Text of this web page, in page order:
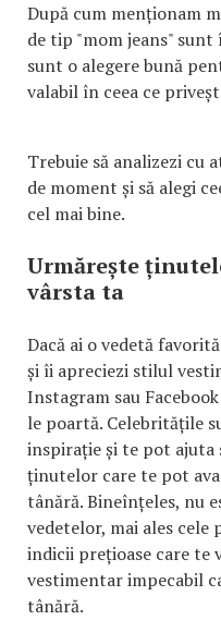
După cum menționam
de tip "mom jeans"
sunt o alegere bună
valabil în ceea ce
Trebuie să analizezi cu
de moment și să alegi
cel mai bine.
Urmărește
vârsta ta
Dacă ai o vedetă
și îi apreciezi stilul
Instagram sau
le poartă. Celebritățile
inspirație și te pot ajuta
ținutelor care te pot
tânără. Bineînțeles, nu
vedetelor, mai ales
indicii prețioase care te
vestimentar impecabil
tânără.